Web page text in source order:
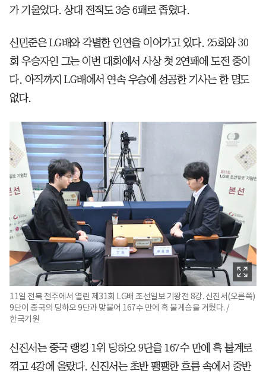
가 기울었다. 상대 전적도 3승 6패로 좁혔다.
신민준은 LG배와 각별한 인연을 이어가고 있다. 25회와 30
회 우승자인 그는 이번 대회에서 사상 첫 2연패에 도전 중이
다. 아직까지 LG배에서 연속 우승에 성공한 기사는 한 명도
없다.
11일 전북 전주에서 열린 제31회 LG배 조선일보 기왕전 8강. 신진서(오른쪽)
9단이 중국의 딩하오 9단과 맞붙어 167수 만에 흑 불계승을 거뒀다. /
한국기원
신진서는 중국 랭킹 1위 딩하오 9단을 167수 만에 흑 불계로
꺾고 4강에 올랐다. 신진서는 초반 팽팽한 흐름 속에서 중반